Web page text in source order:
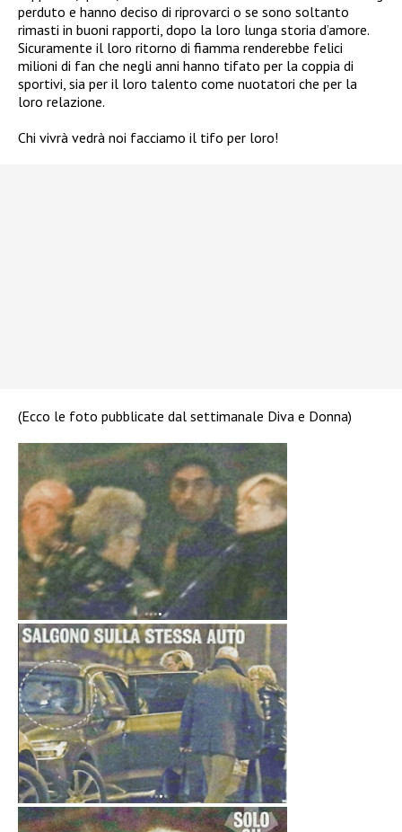
perduto e hanno deciso di riprovarci o se sono soltanto
rimasti in buoni rapporti, dopo la loro lunga storia d’amore.
Sicuramente il loro ritorno di fiamma renderebbe felici
milioni di fan che negli anni hanno tifato per la coppia di
sportivi, sia per il loro talento come nuotatori che per la
loro relazione.
Chi vivrà vedrà noi facciamo il tifo per loro!
(Ecco le foto pubblicate dal settimanale Diva e Donna)